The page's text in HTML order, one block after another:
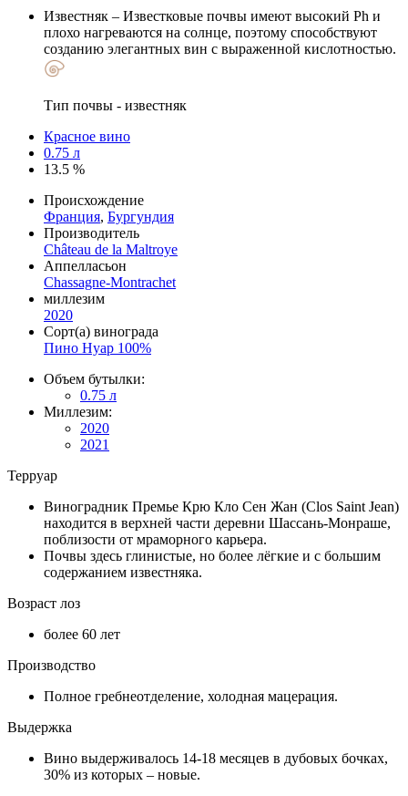
Известняк – Известковые почвы имеют высокий Ph и
плохо нагреваются на солнце, поэтому способствуют
созданию элегантных вин с выраженной кислотностью.
Тип почвы - известняк
Красное вино
0.75 л
13.5 %
Происхождение
Франция, Бургундия
Производитель
Château de la Maltroye
Аппелласьон
Chassagne-Montrachet
миллезим
2020
Сорт(а) винограда
Пино Нуар 100%
Объем бутылки:
0.75 л
Миллезим:
2020
2021
Терруар
Виноградник Премье Крю Кло Сен Жан (Clos Saint Jean)
находится в верхней части деревни Шассань-Монраше,
поблизости от мраморного карьера.
Почвы здесь глинистые, но более лёгкие и с большим
содержанием известняка.
Возраст лоз
более 60 лет
Производство
Полное гребнеотделение, холодная мацерация.
Выдержка
Вино выдерживалось 14-18 месяцев в дубовых бочках,
30% из которых – новые.